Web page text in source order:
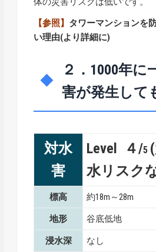
【参照】 タワーマンションを
い理由(より詳細に)
２．1000年に
害が発生して
対水
害
Level ４/5
水リスク
標高 約18m～28m
地形 谷底低地
浸水深 なし